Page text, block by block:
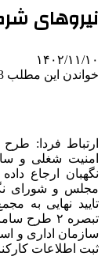
نیروهای شرکتی تا ۲
۱۴۰۲/۱۱/۱۰
خواندن این مطلب 3 دقیقه زمان میبرد
ارتباط فردا:
امنیت شغلی و
نگهبان ارجاع
مجلس و شورای
تایید نهایی به
تبصره ۲
سازمان اداری و
ثبت اطلاعات